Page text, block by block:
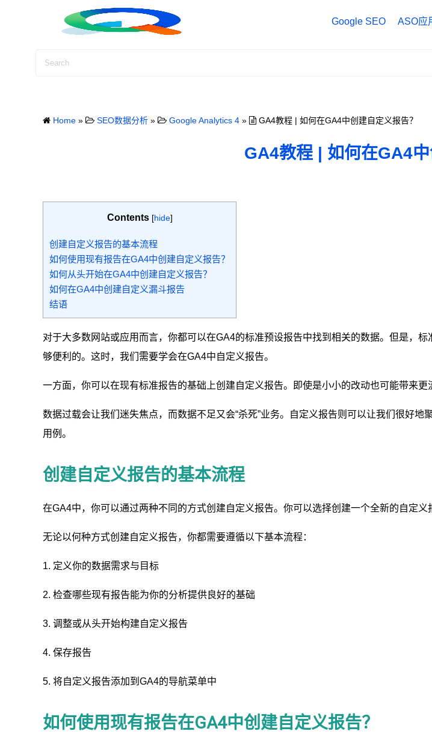
Google SEO ASO应
Home » SEO数据分析 » Google Analytics 4 » GA4教程 | 如何在GA4中创建自定义报告？
GA4教程 | 如何在GA4中
Contents [hide]
创建自定义报告的基本流程
如何使用现有报告在GA4中创建自定义报告？
如何从头开始在GA4中创建自定义报告？
如何在GA4中创建自定义漏斗报告
结语
对于大多数网站或应用而言，你都可以在GA4的标准预设报告中找到相关的数据。但是，
够便利的。这时，我们需要学会在GA4中自定义报告。
一方面，你可以在现有标准报告的基础上创建自定义报告。即使是小小的改动也可能带来
数据过载会让我们迷失焦点，而数据不足又会“杀死”业务。自定义报告则可以让我们很好
用例。
创建自定义报告的基本流程
在GA4中，你可以通过两种不同的方式创建自定义报告。你可以选择创建一个全新的自定
无论以何种方式创建自定义报告，你都需要遵循以下基本流程：
1. 定义你的数据需求与目标
2. 检查哪些现有报告能为你的分析提供良好的基础
3. 调整或从头开始构建自定义报告
4. 保存报告
5. 将自定义报告添加到GA4的导航菜单中
如何使用现有报告在GA4中创建自定义报告？